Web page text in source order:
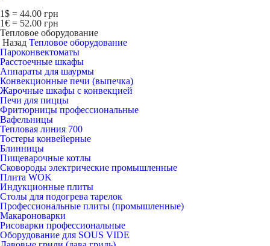
1$ = 44.00 грн
1€ = 52.00 грн
Тепловое оборудование
Назад Тепловое оборудование
Пароконвектоматы
Расcтоечные шкафы
Аппараты для шаурмы
Конвекционные печи (выпечка)
Жарочные шкафы с конвекцией
Печи для пиццы
Фритюрницы профессиональные
Вафельницы
Тепловая линия 700
Тостеры конвейерные
Блинницы
Пищеварочные котлы
Сковороды электрические промышленные
Плита WOK
Индукционные плиты
Столы для подогрева тарелок
Профессиональные плиты (промышленные)
Макароноварки
Рисоварки профессиональные
Оборудование для SOUS VIDE